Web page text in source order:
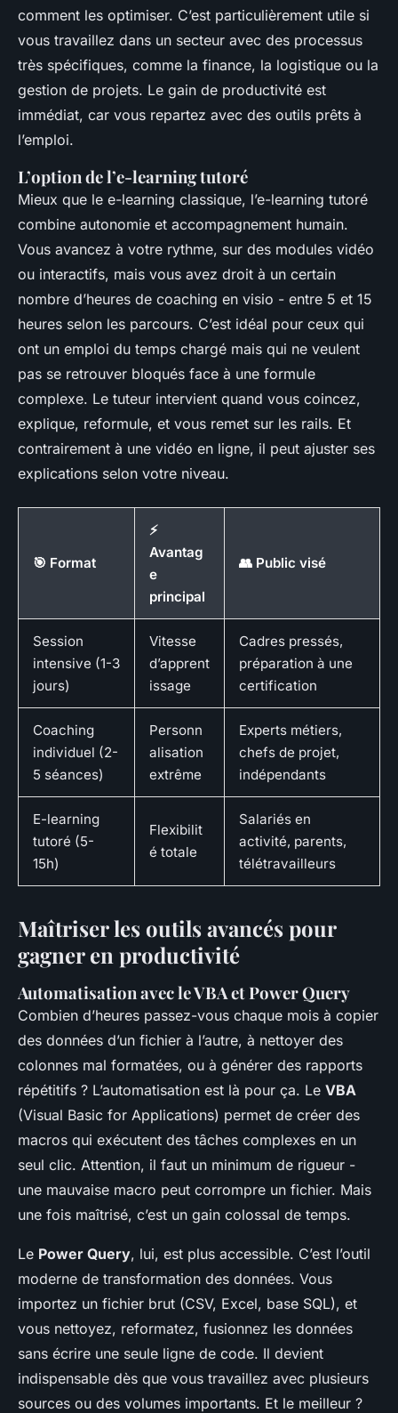
comment les optimiser. C’est particulièrement utile si
vous travaillez dans un secteur avec des processus
très spécifiques, comme la finance, la logistique ou la
gestion de projets. Le gain de productivité est
immédiat, car vous repartez avec des outils prêts à
l’emploi.
L’option de l’e-learning tutoré
Mieux que le e-learning classique, l’e-learning tutoré
combine autonomie et accompagnement humain.
Vous avancez à votre rythme, sur des modules vidéo
ou interactifs, mais vous avez droit à un certain
nombre d’heures de coaching en visio - entre 5 et 15
heures selon les parcours. C’est idéal pour ceux qui
ont un emploi du temps chargé mais qui ne veulent
pas se retrouver bloqués face à une formule
complexe. Le tuteur intervient quand vous coincez,
explique, reformule, et vous remet sur les rails. Et
contrairement à une vidéo en ligne, il peut ajuster ses
explications selon votre niveau.
🎯 Format
⚡
Avantag
e
principal
👥 Public visé
Session
intensive (1-3
jours)
Vitesse
d’apprent
issage
Cadres pressés,
préparation à une
certification
Coaching
individuel (2-
5 séances)
Personn
alisation
extrême
Experts métiers,
chefs de projet,
indépendants
E-learning
tutoré (5-
15h)
Flexibilit
é totale
Salariés en
activité, parents,
télétravailleurs
Maîtriser les outils avancés pour
gagner en productivité
Automatisation avec le VBA et Power Query
Combien d’heures passez-vous chaque mois à copier
des données d’un fichier à l’autre, à nettoyer des
colonnes mal formatées, ou à générer des rapports
répétitifs ? L’automatisation est là pour ça. Le VBA
(Visual Basic for Applications) permet de créer des
macros qui exécutent des tâches complexes en un
seul clic. Attention, il faut un minimum de rigueur -
une mauvaise macro peut corrompre un fichier. Mais
une fois maîtrisé, c’est un gain colossal de temps.
Le Power Query, lui, est plus accessible. C’est l’outil
moderne de transformation des données. Vous
importez un fichier brut (CSV, Excel, base SQL), et
vous nettoyez, reformatez, fusionnez les données
sans écrire une seule ligne de code. Il devient
indispensable dès que vous travaillez avec plusieurs
sources ou des volumes importants. Et le meilleur ?